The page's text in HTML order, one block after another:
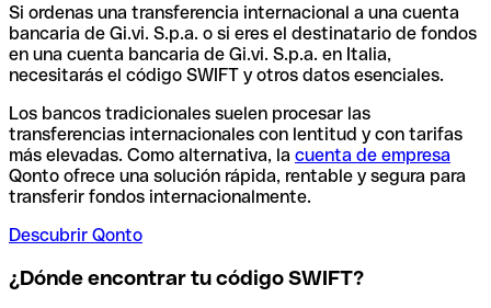
Si ordenas una transferencia internacional a una cuenta
bancaria de Gi.vi. S.p.a. o si eres el destinatario de fondos
en una cuenta bancaria de Gi.vi. S.p.a. en Italia,
necesitarás el código SWIFT y otros datos esenciales.
Los bancos tradicionales suelen procesar las
transferencias internacionales con lentitud y con tarifas
más elevadas. Como alternativa, la cuenta de empresa
Qonto ofrece una solución rápida, rentable y segura para
transferir fondos internacionalmente.
Descubrir Qonto
¿Dónde encontrar tu código SWIFT?